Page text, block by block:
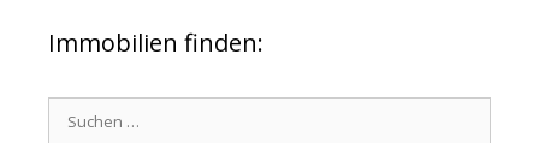
Immobilien finden:
nach: